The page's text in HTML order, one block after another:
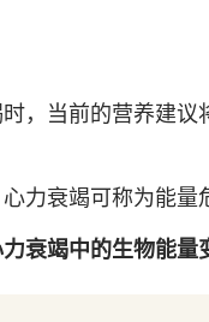
，当前的营养建
力衰竭可称为能
衰竭中的生物能量